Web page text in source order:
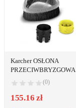
Karcher OSŁONA
PRZECIWBRYZGOWA
(0)
155.16 zł